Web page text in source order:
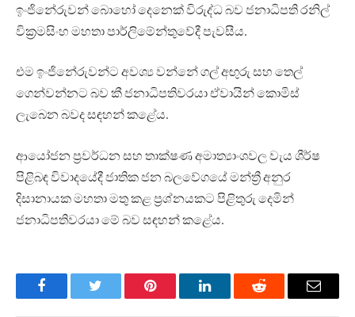
ඉංජිනේරුවන් බොහෝ දෙනෙක් විරුද්ධ බව ජනාධිපති රනිල්
වික්‍රමසිංහ මහතා පාර්ලිමේන්තුවේදී පැවසීය.
එම ඉංජිනේරුවන්ට අවශ්‍ය වන්නේ ගල් අඟුරු සහ තෙල්
ගෙන්වන්නට බව කී ජනාධිපතිවරයා ඒවායින් කොමිස්
ලැබෙන බවද සඳහන් කළේය.
ආයෝජන ප්‍රවර්ධන සහ තාක්ෂණ අමාත්‍යාංශවල වැය ශීර්ෂ
පිළිබඳ විවාදයේදී ජාතික ජන බලවේගයේ මන්ත්‍රී අනුර
දිසානායක මහතා මතු කළ ප්‍රශ්නයකට පිළිතුරු දෙමින්
ජනාධිපතිවරයා මේ බව සඳහන් කළේය.
FacebookTwitter Pinterest LinkedInReddit Email